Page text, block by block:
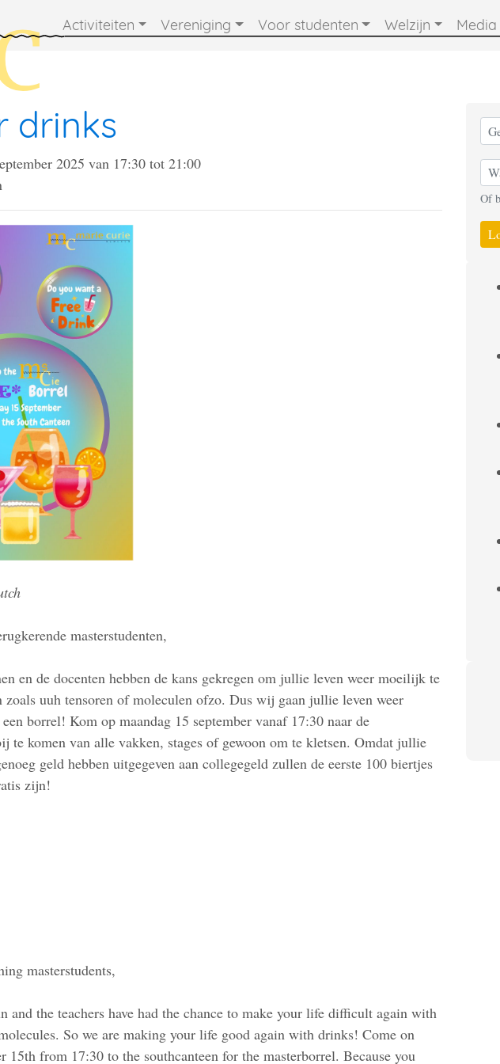
Activiteiten Vereniging Voor studenten Welzijn Media
drinks
2025 van 17:30 tot21:00
masterstudenten,
en de docenten hebben de kans gekregen om jullie leven weer moeilijk te
zoals uuh tensoren of moleculen ofzo. Dus wij gaan jullie leven weer
borrel! Kom op maandag 15 september vanaf 17:30 naar de
te komen van alle vakken, stages of gewoon om te kletsen. Omdat jullie
geld hebben uitgegeven aan collegegeld zullen de eerste 100 biertjes
zijn!
masterstudents,
and the teachers have had the chance to make your life difficult again with
So we are making your life good again with drinks! Come on
15th from 17:30 to the southcanteen for the masterborrel. Because you
Of